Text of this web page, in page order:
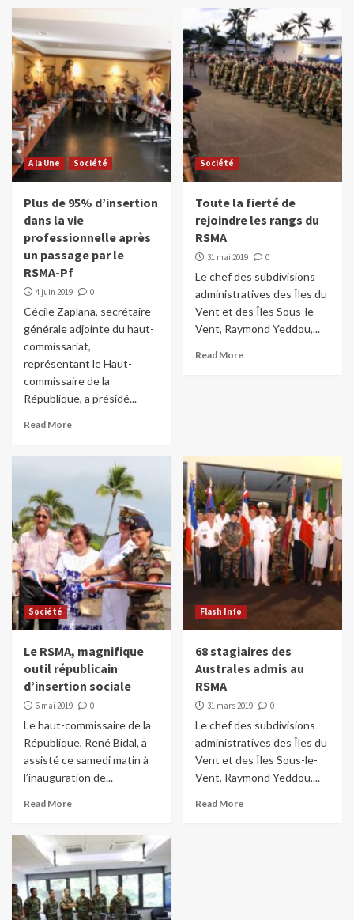
A la Une Société
Plus de 95% d’insertion
dans la vie
professionnelle après
un passage par le
RSMA-Pf
4 juin 2019 0
Cécile Zaplana, secrétaire
générale adjointe du haut-
commissariat,
représentant le Haut-
commissaire de la
République, a présidé...
Read More
Société
Toute la fierté de
rejoindre les rangs du
RSMA
31 mai 2019 0
Le chef des subdivisions
administratives des Îles du
Vent et des Îles Sous-le-
Vent, Raymond Yeddou,...
Read More
Société
Le RSMA, magnifique
outil républicain
d’insertion sociale
6 mai 2019 0
Le haut-commissaire de la
République, René Bidal, a
assisté ce samedi matin à
l’inauguration de...
Read More
Flash Info
68 stagiaires des
Australes admis au
RSMA
31 mars 2019 0
Le chef des subdivisions
administratives des Îles du
Vent et des Îles Sous-le-
Vent, Raymond Yeddou,...
Read More